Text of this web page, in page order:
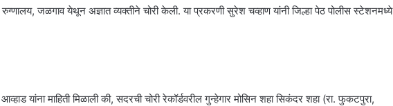
जळगाव येथून अज्ञात व्यक्तीने चोरी केली. या प्रकरणी सुरेश चव्हाण यांनी जिल्हा पेठ पोलीस स्टेशनमध्ये
यांना माहिती मिळाली की, सदरची चोरी रेकॉर्डवरील गुन्हेगार मोसिन शहा सिकंदर शहा (रा. फुकटपुरा,